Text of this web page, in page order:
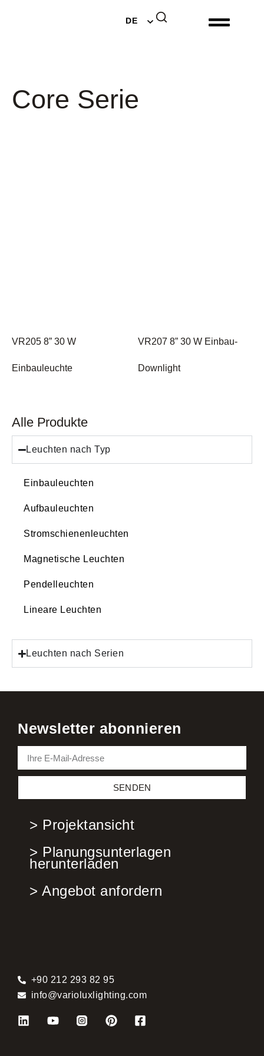
DE
NL
Core Serie
Alle Produkte
Leuchten nach Typ
Einbauleuchten
Aufbauleuchten
Stromschienenleuchten
Magnetische Leuchten
Pendelleuchten
Lineare Leuchten
Leuchten nach Serien
VR205 8” 30 W
Einbauleuchte
VR207 8” 30 W Einbau-
Downlight
Newsletter abonnieren
SENDEN
> Projektansicht
> Planungsunterlagen
herunterladen
> Angebot anfordern
+90 212 293 82 95
info@varioluxlighting.com